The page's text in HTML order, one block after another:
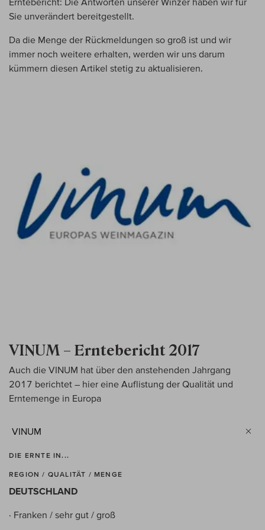
Sie unverändert bereitgestellt.
Da die Menge der Rückmeldungen so groß ist und wir
immer noch weitere erhalten, werden wir uns darum
kümmern diesen Artikel stetig zu aktualisieren.
VINUM – Erntebericht 2017
Auch die VINUM hat über den anstehenden Jahrgang
2017 berichtet – hier eine Auflistung der Qualität und
Erntemenge in Europa
VINUM
DIE ERNTE IN...
REGION / QUALITÄT / MENGE
DEUTSCHLAND
· Franken / sehr gut / groß